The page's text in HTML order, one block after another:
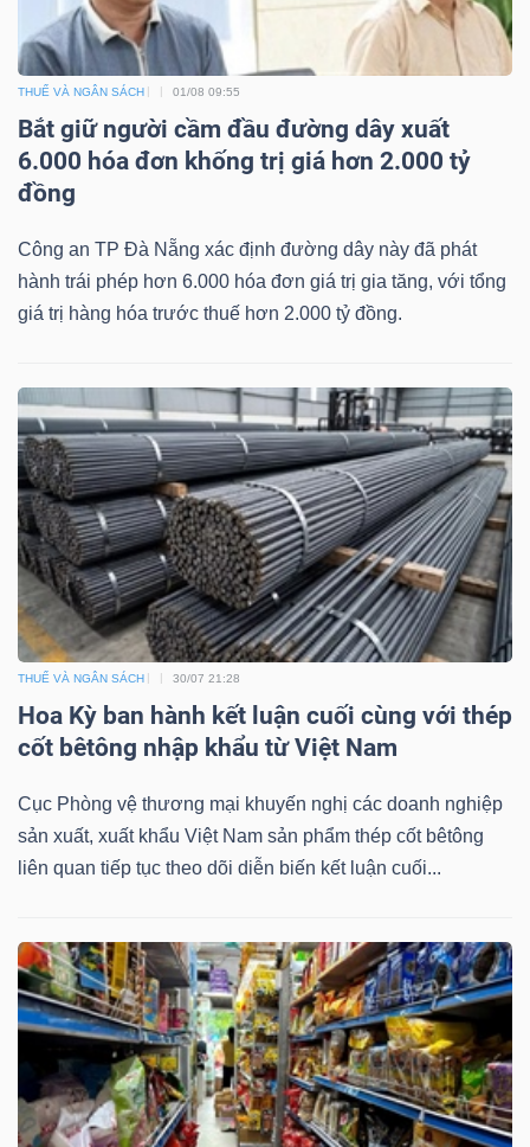
THUẾ VÀ NGÂN SÁCH 01/08 09:55
Bắt giữ người cầm đầu đường dây xuất
6.000 hóa đơn khống trị giá hơn 2.000 tỷ
đồng
Công an TP Đà Nẵng xác định đường dây này đã phát
hành trái phép hơn 6.000 hóa đơn giá trị gia tăng, với tổng
giá trị hàng hóa trước thuế hơn 2.000 tỷ đồng.
THUẾ VÀ NGÂN SÁCH 30/07 21:28
Hoa Kỳ ban hành kết luận cuối cùng với thép
cốt bêtông nhập khẩu từ Việt Nam
Cục Phòng vệ thương mại khuyến nghị các doanh nghiệp
sản xuất, xuất khẩu Việt Nam sản phẩm thép cốt bêtông
liên quan tiếp tục theo dõi diễn biến kết luận cuối...
Sách
tài
chính
cụ
đầu
tư
Truyền
thông
tài
chính
Dữ
liệu
chính